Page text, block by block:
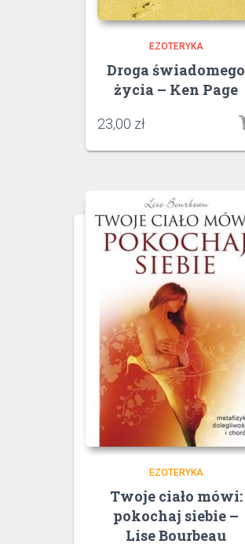
EZOTERYKA
Droga świadomego
życia – Ken Page
23,00 zł
EZOTERYKA
Twoje ciało mówi:
pokochaj siebie –
Lise Bourbeau